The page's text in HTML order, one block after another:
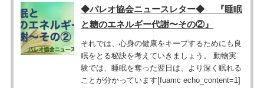
◆パレオ協会ニュースレター◆ 『睡眠
と糖のエネルギー代謝〜その②』
それでは、心身の健康をキープするためにも良
眠をとる秘訣を考えていきましょう。 動物実
験では、睡眠を奪った翌日は、より深く眠れる
ことが分かっています[fuamc echo_content=1]